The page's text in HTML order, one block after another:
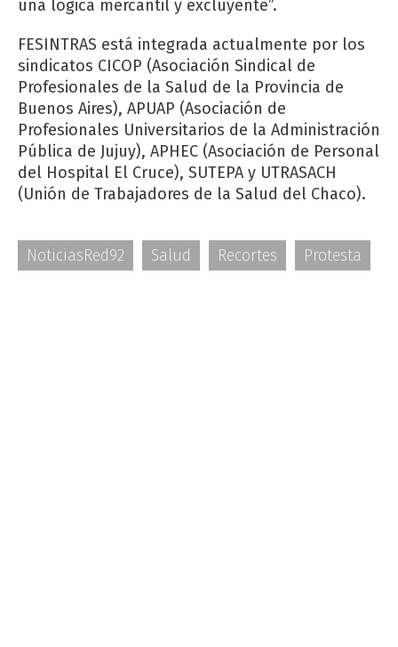
una lógica mercantil y excluyente”.
FESINTRAS está integrada actualmente por los
sindicatos CICOP (Asociación Sindical de
Profesionales de la Salud de la Provincia de
Buenos Aires), APUAP (Asociación de
Profesionales Universitarios de la Administración
Pública de Jujuy), APHEC (Asociación de Personal
del Hospital El Cruce), SUTEPA y UTRASACH
(Unión de Trabajadores de la Salud del Chaco).
NoticiasRed92 Salud Recortes Protesta